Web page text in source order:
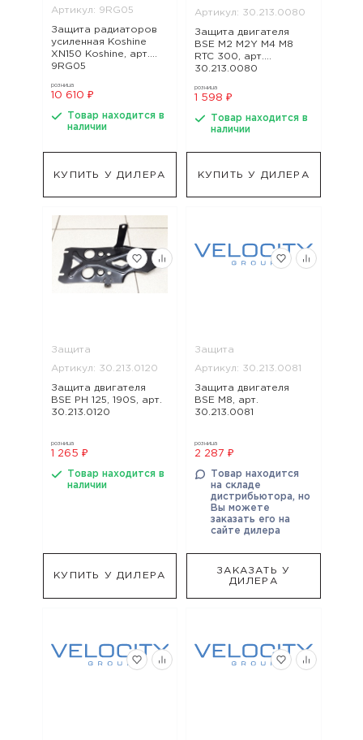
Артикул: 9RG05
Защита радиаторов
усиленная Koshine
XN150 Koshine, арт.
9RG05
розница
10 610 ₽
Товар находится в
наличии
КУПИТЬ У ДИЛЕРА
Артикул: 30.213.0080
Защита двигателя
BSE M2 M2Y M4 M8
RTC 300, арт.
30.213.0080
розница
1 598 ₽
Товар находится в
наличии
КУПИТЬ У ДИЛЕРА
Защита
Артикул: 30.213.0120
Защита двигателя
BSE PH 125, 190S, арт.
30.213.0120
розница
1 265 ₽
Товар находится в
наличии
КУПИТЬ У ДИЛЕРА
Защита
Артикул: 30.213.0081
Защита двигателя
BSE M8, арт.
30.213.0081
розница
2 287 ₽
Товар находится
на складе
дистрибьютора, но
Вы можете
заказать его на
сайте дилера
ЗАКАЗАТЬ У
ДИЛЕРА